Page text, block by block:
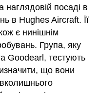
посаді в
в Hughes Aircraft. Її
є нинішнім
Група, яку
Goodearl, тестують
що вони